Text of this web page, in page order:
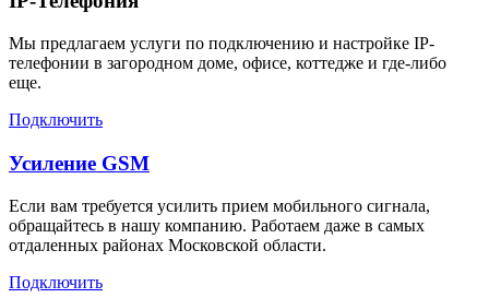
Мы предлагаем услуги по подключению и настройке IP-
телефонии в загородном доме, офисе, коттедже и где-либо
еще.
Подключить
Усиление GSM
Если вам требуется усилить прием мобильного сигнала,
обращайтесь в нашу компанию. Работаем даже в самых
отдаленных районах Московской области.
Подключить